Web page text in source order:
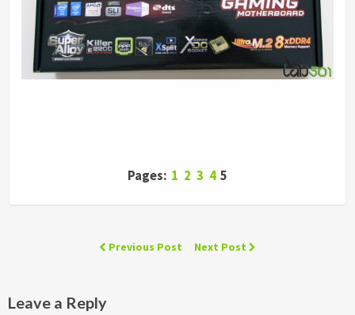
Pages: 1 2 3 4 5
Previous Post Next Post
Leave a Reply